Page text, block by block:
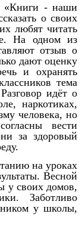
«Книги - наши
о своих
любят читать
На одном из
отзыв о
дают оценку
и охранять
тема
идёт о
наркотиках,
человека, но
вести
за здоровый
на уроках
Весной
у своих домов,
Заботливо
у школы,